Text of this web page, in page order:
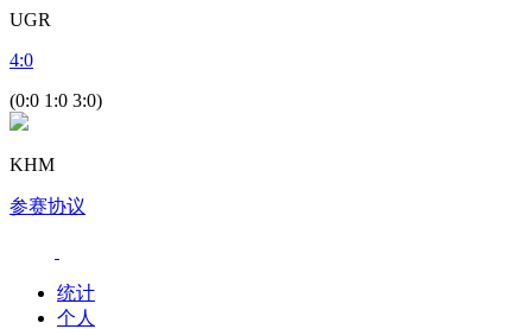
UGR
4:0
(0:0 1:0 3:0)
KHM
参赛协议
统计
个人